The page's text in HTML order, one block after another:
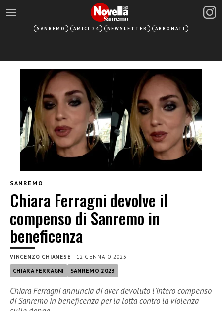
SANREMO AMICI 24 NEWSLETTER ABBONATI
SANREMO
Chiara Ferragni devolve il
compenso di Sanremo in
beneficenza
VINCENZO CHIANESE | 12 GENNAIO 2023
CHIARA FERRAGNI SANREMO 2023
Chiara Ferragni annuncia di aver devoluto l’intero compenso
di Sanremo in beneficenza per la lotta contro la violenza